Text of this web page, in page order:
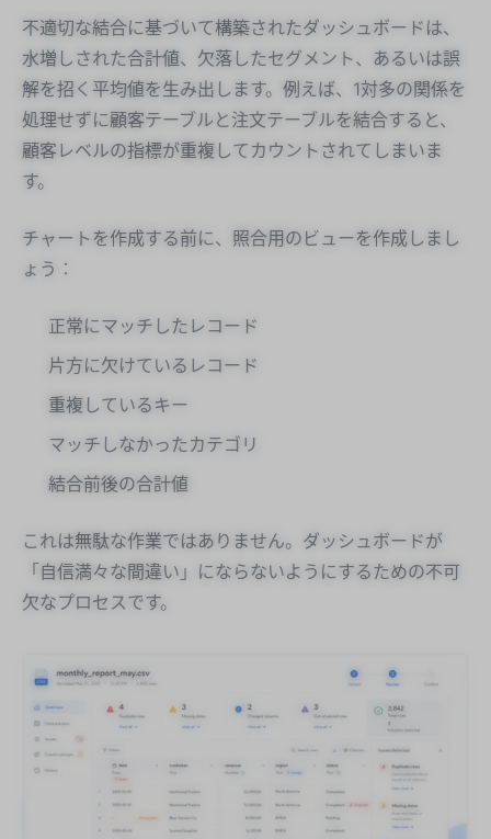
不適切な結合に基づいて構築されたダッシュボードは、
水増しされた合計値、欠落したセグメント、あるいは誤
解を招く平均値を生み出します。例えば、1対多の関係を
処理せずに顧客テーブルと注文テーブルを結合すると、
顧客レベルの指標が重複してカウントされてしまいま
す。
チャートを作成する前に、照合用のビューを作成しまし
ょう：
正常にマッチしたレコード
片方に欠けているレコード
重複しているキー
マッチしなかったカテゴリ
結合前後の合計値
これは無駄な作業ではありません。ダッシュボードが
「自信満々な間違い」にならないようにするための不可
欠なプロセスです。